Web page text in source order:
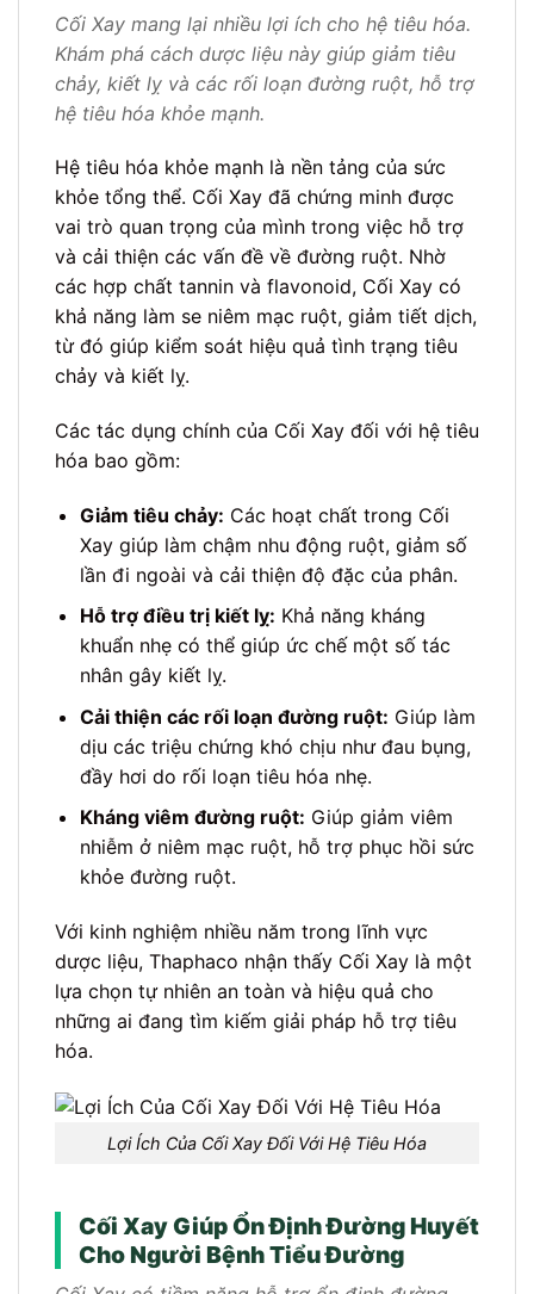
Cối Xay mang lại nhiều lợi ích cho hệ tiêu hóa.
Khám phá cách dược liệu này giúp giảm tiêu
chảy, kiết lỵ và các rối loạn đường ruột, hỗ trợ
hệ tiêu hóa khỏe mạnh.
Hệ tiêu hóa khỏe mạnh là nền tảng của sức
khỏe tổng thể. Cối Xay đã chứng minh được
vai trò quan trọng của mình trong việc hỗ trợ
và cải thiện các vấn đề về đường ruột. Nhờ
các hợp chất tannin và flavonoid, Cối Xay có
khả năng làm se niêm mạc ruột, giảm tiết dịch,
từ đó giúp kiểm soát hiệu quả tình trạng tiêu
chảy và kiết lỵ.
Các tác dụng chính của Cối Xay đối với hệ tiêu
hóa bao gồm:
Giảm tiêu chảy: Các hoạt chất trong Cối
Xay giúp làm chậm nhu động ruột, giảm số
lần đi ngoài và cải thiện độ đặc của phân.
Hỗ trợ điều trị kiết lỵ: Khả năng kháng
khuẩn nhẹ có thể giúp ức chế một số tác
nhân gây kiết lỵ.
Cải thiện các rối loạn đường ruột: Giúp làm
dịu các triệu chứng khó chịu như đau bụng,
đầy hơi do rối loạn tiêu hóa nhẹ.
Kháng viêm đường ruột: Giúp giảm viêm
nhiễm ở niêm mạc ruột, hỗ trợ phục hồi sức
khỏe đường ruột.
Với kinh nghiệm nhiều năm trong lĩnh vực
dược liệu, Thaphaco nhận thấy Cối Xay là một
lựa chọn tự nhiên an toàn và hiệu quả cho
những ai đang tìm kiếm giải pháp hỗ trợ tiêu
hóa.
Lợi Ích Của Cối Xay Đối Với Hệ Tiêu Hóa
Cối Xay Giúp Ổn Định Đường Huyết
Cho Người Bệnh Tiểu Đường